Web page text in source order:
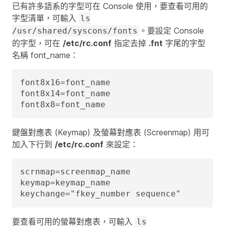
已有許多語系的字型可在 Console 使用，要查看可用的
字型清單，可輸入
ls
/usr/shared/syscons/fonts 。要設定 Console
的字型，可在 /etc/rc.conf 指定去掉 .fnt 字尾的字型
名稱 font_name ：
font8x16=font_name
font8x14=font_name
font8x8=font_name
鍵盤對應表 (Keymap) 及螢幕對應表 (Screenmap) 用可
加入下行到 /etc/rc.conf 來設定：
scrnmap=screenmap_name
keymap=keymap_name
keychange="fkey_number sequence"
要查看可用的螢幕對應表，可輸入
ls